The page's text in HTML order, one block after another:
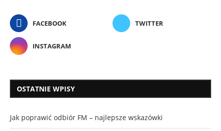
FACEBOOK TWITTER
INSTAGRAM
OSTATNIE WPISY
Jak poprawić odbiór FM – najlepsze wskazówki